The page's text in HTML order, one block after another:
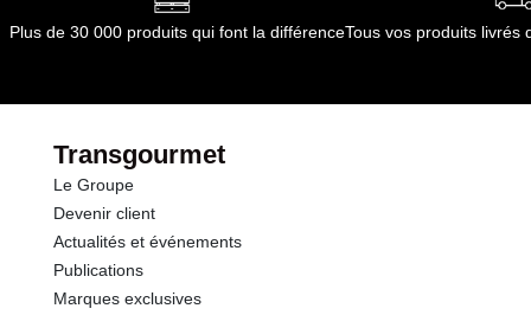
Plus de 30 000 produits qui font la différenceTous vos produits livrés
Transgourmet
Le Groupe
Devenir client
Actualités et événements
Publications
Marques exclusives